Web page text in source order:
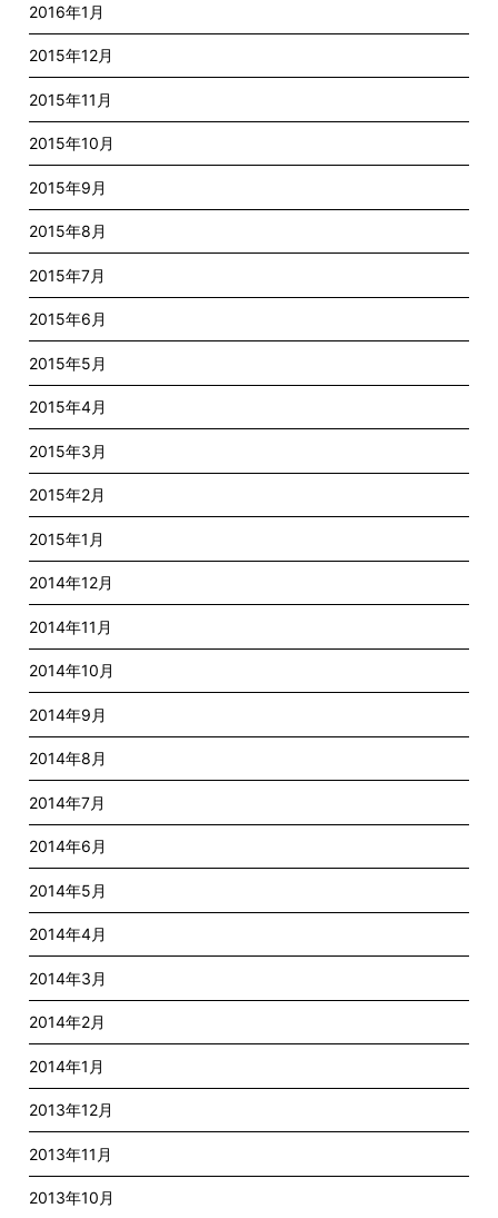
2016年1月
2015年12月
2015年11月
2015年10月
2015年9月
2015年8月
2015年7月
2015年6月
2015年5月
2015年4月
2015年3月
2015年2月
2015年1月
2014年12月
2014年11月
2014年10月
2014年9月
2014年8月
2014年7月
2014年6月
2014年5月
2014年4月
2014年3月
2014年2月
2014年1月
2013年12月
2013年11月
2013年10月